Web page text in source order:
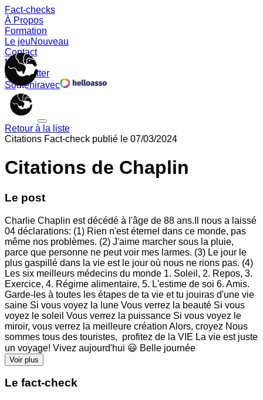
Fact-checks
À Propos
Formation
Le jeuNouveau
Contact
Memes
Newsletter
Souteniravec
Retour à la liste
Citations Fact-check publié le 07/03/2024
Citations de Chaplin
Le post
Charlie Chaplin est décédé à l'âge de 88 ans.Il nous a laissé
04 déclarations: (1) Rien n'est éternel dans ce monde, pas
même nos problèmes. (2) J'aime marcher sous la pluie,
parce que personne ne peut voir mes larmes. (3) Le jour le
plus gaspillé dans la vie est le jour où nous ne rions pas. (4)
Les six meilleurs médecins du monde 1. Soleil, 2. Repos, 3.
Exercice, 4. Régime alimentaire, 5. L'estime de soi 6. Amis.
Garde-les à toutes les étapes de ta vie et tu jouiras d'une vie
saine Si vous voyez la lune Vous verrez la beauté Si vous
voyez le soleil Vous verrez la puissance Si vous voyez le
miroir, vous verrez la meilleure création Alors, croyez Nous
sommes tous des touristes, profitez de la VIE La vie est juste
un voyage! Vivez aujourd'hui 😃 Belle journée
Voir plus
Le fact-check